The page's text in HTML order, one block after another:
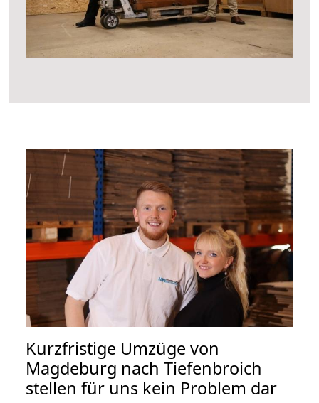
Kurzfristige Umzüge von
Magdeburg nach Tiefenbroich
stellen für uns kein Problem dar